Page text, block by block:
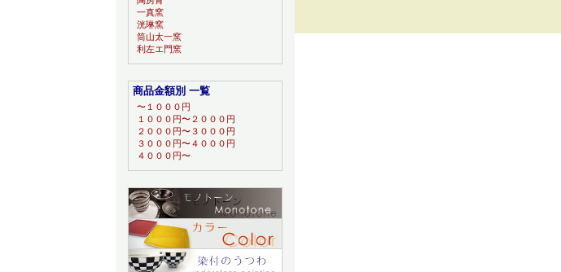
一真窯
洸琳窯
筒山太一窯
利左エ門窯
商品金額別 一覧
〜１０００円
１０００円〜２０００円
２０００円〜３０００円
３０００円〜４０００円
４０００円〜